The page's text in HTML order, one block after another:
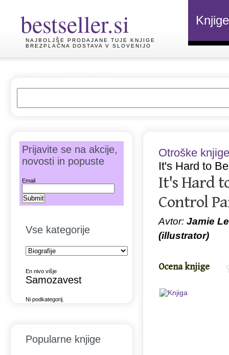
bestseller.si
NAJBOLJŠE PRODAJANE TUJE KNJIGE
BREZPLAČNA DOSTAVA V SLOVENIJO
Knjige
Otroške knjige
It's Hard to
It's Hard
Control
Avtor: Jamie
(illustrator)
Ocena knjige
Prijavite se na akcije,
novosti in popuste
Email
Vse kategorije
En nivo višje
Samozavest
Ni podkategorij.
Popularne knjige